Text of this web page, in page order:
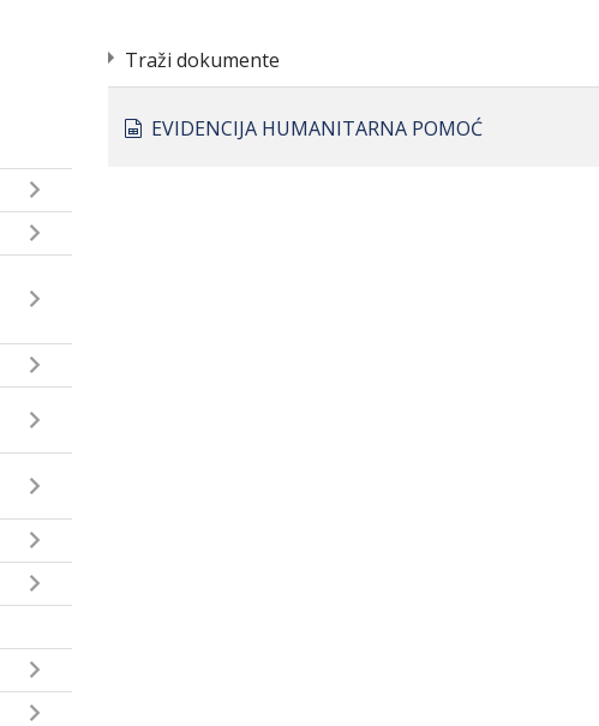
Traži dokumente
spreadsheet
EVIDENCIJA HUMANITARNA POMOĆ